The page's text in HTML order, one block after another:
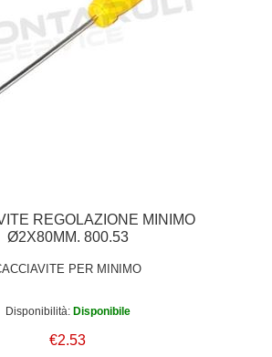
REGOLAZIONE MINIMO
Ø2X80MM. 800.53
PER MINIMO
Disponibilità: Disponibile
€2.53